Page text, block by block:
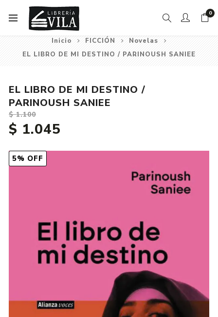
0
Inicio FICCIÓN
Novelas
EL LIBRO DE MI DESTINO / PARINOUSH SANIEE
5% OFF
EL LIBRO DE MI DESTINO /
PARINOUSH SANIEE
$ 1.100
$ 1.045